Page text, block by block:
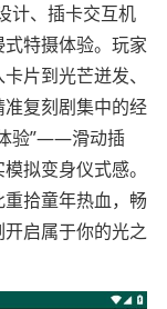
计、插卡交互机
特摄体验。玩家
片到光芒迸发、
复刻剧集中的经
验”——滑动插
拟变身仪式感。
拾童年热血，畅
启属于你的光之